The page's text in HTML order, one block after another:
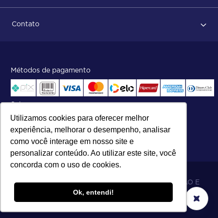
Utilizamos cookies para oferecer melhor
experiência, melhorar o desempenho, analisar
como você interage em nosso site e
personalizar conteúdo. Ao utilizar este site, você
concorda com o uso de cookies.
Ok, entendi!
Status do pedido e acompanhamento da entrega
ISO
Contato
Central de atendimento:
Telefone:(27) 2121-9000
Segunda a Sexta das 8h às 17h30
Métodos de pagamento
Selos
06.698.001/0002-19 - MB 5 COMÉRCIO IMPORTAÇÃO E
EXPORTAÇÃO LTDA - SOARES ATACADO DISTRIBUIDOR.